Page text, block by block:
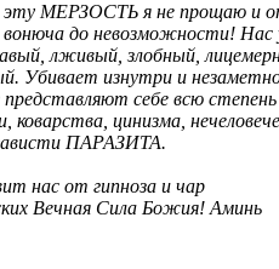
эту МЕРЗОСТЬ я не прощаю и
вонюча до невозможности! Нас
лживый, злобный,
Убивает изнутри и
себе всю
коварства, цинизма,
ПАРАЗИТА.
нас от гипноза и чар
Вечная Сила Божия! Аминь